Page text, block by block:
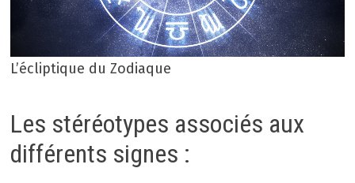
L’écliptique du Zodiaque
Les stéréotypes associés aux
différents signes :